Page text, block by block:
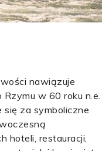
nawiązuje
w 60 roku n.e.
się za symboliczne
hoteli, restauracji,